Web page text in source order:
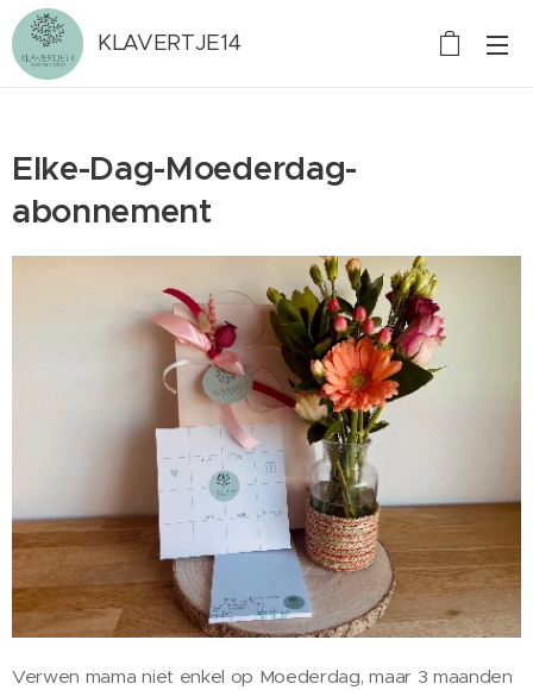
KLAVERTJE14
Elke-Dag-Moederdag-
abonnement
Verwen mama niet enkel op Moederdag, maar 3 maanden